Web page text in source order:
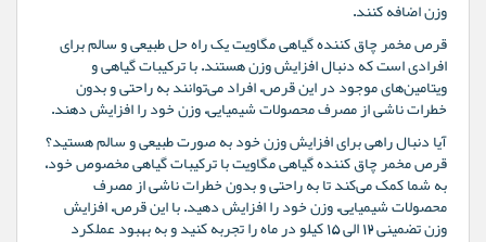
وزن اضافه کنند.
قرص مخمر چاق کننده گیاهی مگاویت یک راه حل طبیعی و سالم برای
افرادی است که دنبال افزایش وزن هستند. با ترکیبات گیاهی و
ویتامین‌های موجود در این قرص، افراد می‌توانند به راحتی و بدون
خطرات ناشی از مصرف محصولات شیمیایی، وزن خود را افزایش دهند.
آیا دنبال راهی برای افزایش وزن خود به صورت طبیعی و سالم هستید؟
قرص مخمر چاق کننده گیاهی مگاویت با ترکیبات گیاهی مخصوص خود،
به شما کمک می‌کند تا به راحتی و بدون خطرات ناشی از مصرف
محصولات شیمیایی، وزن خود را افزایش دهید. با این قرص، افزایش
وزن تضمینی 12 الی 15 کیلو در ماه را تجربه کنید و به بهبود عملکرد